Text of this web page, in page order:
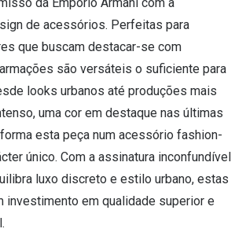
de acessórios. Perfeitas para
que buscam destacar-se com
são versáteis o suficiente para
looks urbanos até produções mais
uma cor em destaque nas últimas
esta peça num acessório fashion-
único. Com a assinatura inconfundível
luxo discreto e estilo urbano, estas
investimento em qualidade superior e